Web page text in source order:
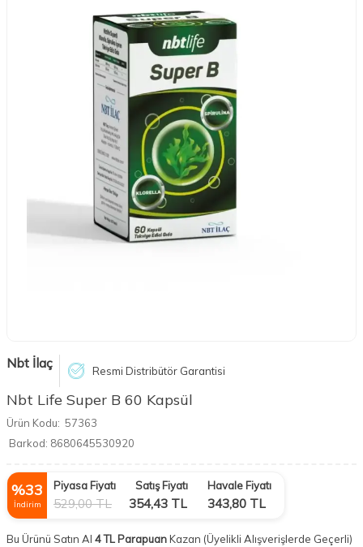
Nbt İlaç Resmi Distribütör Garantisi
Nbt Life Super B 60 Kapsül
Ürün Kodu: 57363
Barkod: 8680645530920
%33
İndirim
Piyasa Fiyatı
529,00TL
Satış Fiyatı
354,43 TL
Havale Fiyatı
343,80 TL
Bu Ürünü Satın Al 4 TL ParapuanKazan (Üyelikli Alışverişlerde Geçerli)